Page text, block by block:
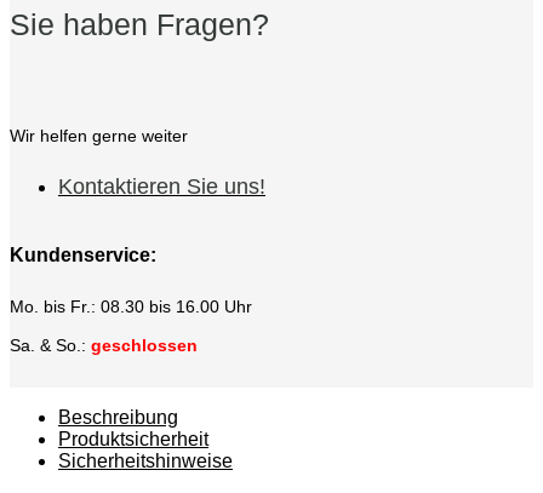
Sie haben Fragen?
Wir helfen gerne weiter
Kontaktieren Sie uns!
Kundenservice:
Mo. bis Fr.: 08.30 bis 16.00 Uhr
Sa. & So.: geschlossen
Beschreibung
Produktsicherheit
Sicherheitshinweise